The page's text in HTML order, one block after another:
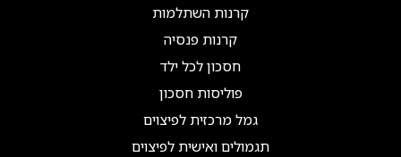
קרנות השתלמות
קרנות פנסיה
חסכון לכל ילד
פוליסות חסכון
גמל מרכזית לפיצוים
תגמולים ואישית לפיצוים